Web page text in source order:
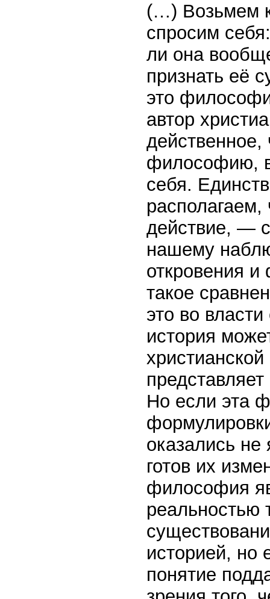
(…) Возьмем
спросим
ли она
признать её
это
автор
действенное,
философию, в
себя.
действие, —
нашему
откровения
такое
это во
история
Но если эта
оказались не
готов их
философия
реальностью
историей, но
понятие